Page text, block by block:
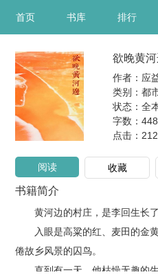
首页 书库 排行
欲晚黄河
作者：应
类别：都
状态：全
字数：
点击：
阅读 收藏
书籍简介
黄河边的村庄，是李回生长了
入眼是高粱的红、麦田的金黄
倦故乡风景的囚鸟。
直到有一天，他枯燥无趣的生